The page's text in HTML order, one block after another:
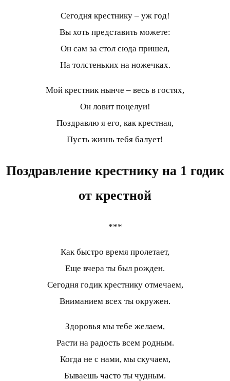
Сегодня крестнику – уж год!
Вы хоть представить можете:
Он сам за стол сюда пришел,
На толстеньких на ножечках.
Мой крестник нынче – весь в гостях,
Он ловит поцелуи!
Поздравлю я его, как крестная,
Пусть жизнь тебя балует!
Поздравление крестнику на 1 годик
от крестной
***
Как быстро время пролетает,
Еще вчера ты был рожден.
Сегодня годик крестнику отмечаем,
Вниманием всех ты окружен.
Здоровья мы тебе желаем,
Расти на радость всем родным.
Когда не с нами, мы скучаем,
Бываешь часто ты чудным.